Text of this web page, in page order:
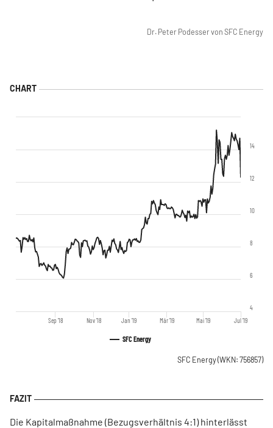
Dr. Peter Podesser von SFC Energy
SFC Energy
Sep '18 Nov '18 Jan '19 Mär '19 Mai '19 Jul '19
4
6
8
10
12
14
SFC Energy(WKN: 756857)
Die Kapitalmaßnahme (Bezugsverhältnis 4:1) hinterlässt